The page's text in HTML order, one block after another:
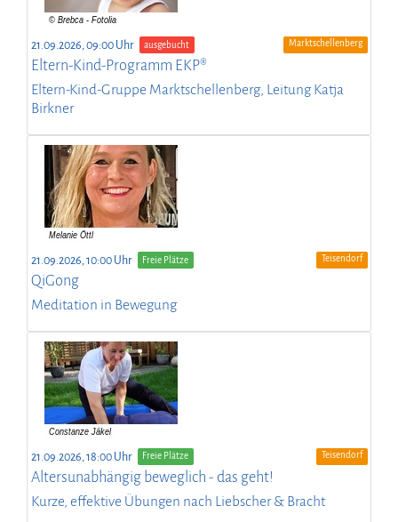
21.09.2026, 09:00 Uhr ausgebucht Marktschellenberg
Eltern-Kind-Programm EKP®
Eltern-Kind-Gruppe Marktschellenberg, Leitung Katja
Birkner
21.09.2026, 10:00 Uhr Freie Plätze Teisendorf
QiGong
Meditation in Bewegung
21.09.2026, 18:00 Uhr Freie Plätze Teisendorf
Altersunabhängig beweglich - das geht!
Kurze, effektive Übungen nach Liebscher & Bracht